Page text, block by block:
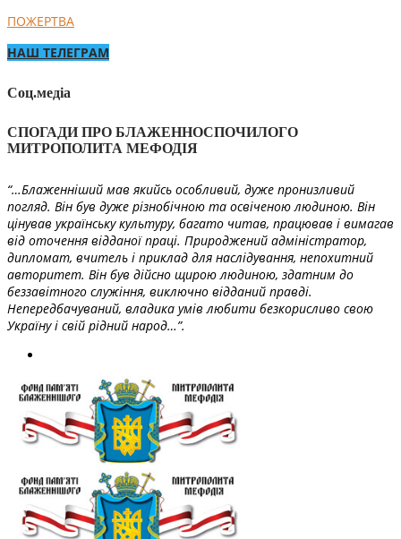
ПОЖЕРТВА
НАШ ТЕЛЕГРАМ
Соц.медіа
СПОГАДИ ПРО БЛАЖЕННОСПОЧИЛОГО
МИТРОПОЛИТА МЕФОДІЯ
“…Блаженніший мав якийсь особливий, дуже пронизливий
погляд. Він був дуже різнобічною та освіченою людиною. Він
цінував українську культуру, багато читав, працював і вимагав
від оточення відданої праці. Природжений адміністратор,
дипломат, вчитель і приклад для наслідування, непохитний
авторитет. Він був дійсно щирою людиною, здатним до
беззавітного служіння, виключно відданий правді.
Непередбачуваний, владика умів любити безкорисливо свою
Україну і свій рідний народ…”.